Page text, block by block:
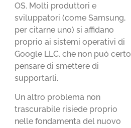
OS. Molti produttori e
sviluppatori (come Samsung,
per citarne uno) si affidano
proprio ai sistemi operativi di
Google LLC, che non può certo
pensare di smettere di
supportarli.
Un altro problema non
trascurabile risiede proprio
nelle fondamenta del nuovo